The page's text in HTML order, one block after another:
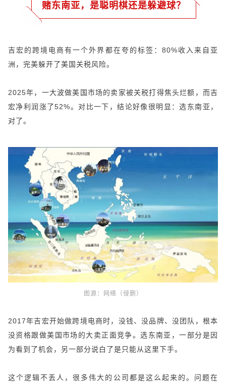
赌东南亚，是聪明棋还是躲避球？
吉宏的跨境电商有一个外界都在夸的标签：80%收入来自亚
洲，完美躲开了美国关税风险。
2025年，一大波做美国市场的卖家被关税打得焦头烂额，而吉
宏净利润涨了52%。对比一下，结论好像很明显：选东南亚，
对了。
图源： 网络（侵删）
2017年吉宏开始做跨境电商时，没钱、没品牌、没团队，根本
没资格跟做美国市场的大卖正面竞争。选东南亚，一部分是因
为看到了机会，另一部分说白了是只能从这里下手。
这个逻辑不丢人，很多伟大的公司都是这么起来的。问题在